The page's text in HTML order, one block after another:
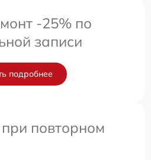
-25% по
записи
подробнее
повторном